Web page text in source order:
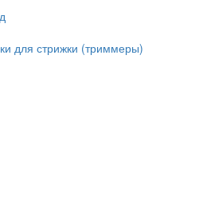
для стрижки (триммеры)